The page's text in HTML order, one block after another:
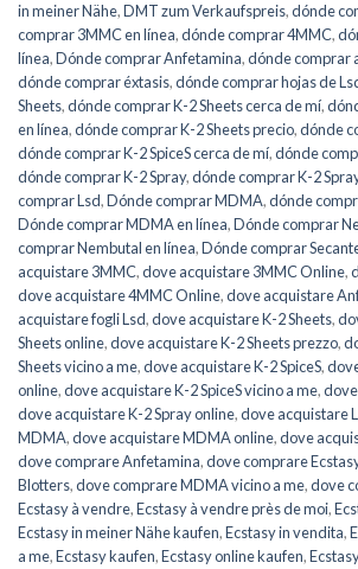
in meiner Nähe,DMT zum Verkaufspreis,dónde
comprar 3MMC en línea,dónde comprar 4MMC,
línea,Dónde comprar Anfetamina,dónde comprar
dónde comprar éxtasis,dónde comprar hojas de
Sheets,dónde comprar K-2 Sheets cerca de mí,
en línea,dónde comprar K-2 Sheets precio,dónde
dónde comprar K-2 SpiceS cerca de mí,dónde
dónde comprar K-2 Spray,dónde comprar K-2
comprar Lsd,Dónde comprar MDMA,dónde
Dónde comprar MDMA en línea,Dónde comprar
comprar Nembutal en línea,Dónde comprar
acquistare 3MMC,dove acquistare 3MMC Online,
dove acquistare 4MMC Online,dove acquistare
acquistare fogli Lsd,dove acquistare K-2 Sheets,
Sheets online,dove acquistare K-2 Sheets prezzo,
Sheets vicino a me,dove acquistare K-2 SpiceS,
online,dove acquistare K-2 SpiceS vicino a me,
dove acquistare K-2 Spray online,dove acquistare
MDMA,dove acquistare MDMA online,dove
dove comprare Anfetamina,dove comprare
Blotters,dove comprare MDMA vicino a me,dove
Ecstasy à vendre,Ecstasy à vendre près de moi,
Ecstasy in meiner Nähe kaufen,Ecstasy in vendita,
a me,Ecstasy kaufen,Ecstasy online kaufen,